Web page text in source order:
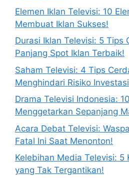
Elemen Iklan Televisi: 10
Membuat Iklan Sukses!
Durasi Iklan Televisi: 5 Tips
Panjang Spot Iklan Terbaik!
Saham Televisi: 4 Tips
Menghindari Risiko
Drama Televisi Indonesia:
Menggetarkan Sepanjang
Acara Debat Televisi:
Fatal Ini Saat Menonton!
Kelebihan Media Televisi: 5
yang Tak Tergantikan!